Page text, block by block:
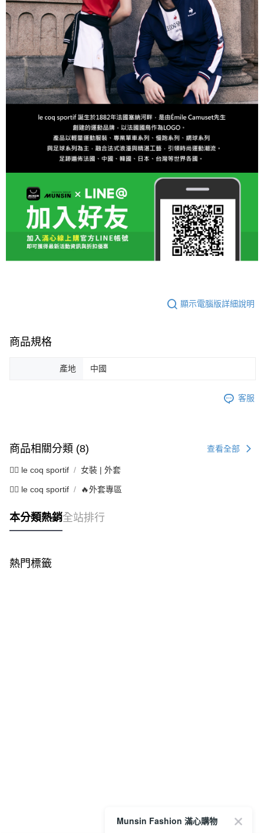
顯示電腦版詳細說明
商品規格
產地 中國
客服
商品相關分類 (8) 查看全部
🚴‍♂️ le coq sportif 女裝 | 外套
🚴‍♂️ le coq sportif 🔥外套專區
本分類熱銷全站排行
熱門標籤
Munsin Fashion 滿心購物